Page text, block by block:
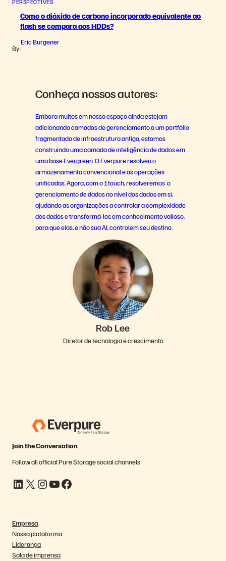
PERSPECTIVES
Como o dióxido de carbono incorporado equivalente ao
flash se compara aos HDDs?
By:
Eric Burgener
Conheça nossos autores:
Embora muitos em nosso espaço ainda estejam
adicionando camadas de gerenciamento a um portfólio
fragmentado de infraestrutura antiga, estamos
construindo uma camada de inteligência de dados em
uma base Evergreen. O Everpure resolveu o
armazenamento convencional e as operações
unificadas. Agora, com o 1touch, resolveremos o
gerenciamento de dados no nível dos dados em si,
ajudando as organizações a controlar a complexidade
dos dados e transformá-los em conhecimento valioso,
para que elas, e não sua AI, controlem seu destino.
Rob Lee
Diretor de tecnologia e crescimento
Join the Conversation
Follow all official Pure Storage social channels
LinkedIn X Instagram YouTube Facebook
Empresa
Nossa plataforma
Liderança
Sala de imprensa